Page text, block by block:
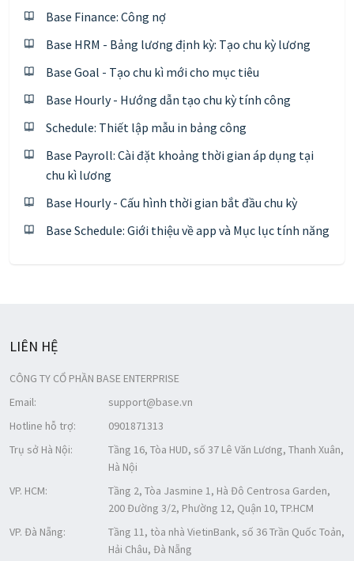
Base Finance: Công nợ
Base HRM - Bảng lương định kỳ: Tạo chu kỳ lương
Base Goal - Tạo chu kì mới cho mục tiêu
Base Hourly - Hướng dẫn tạo chu kỳ tính công
Schedule: Thiết lập mẫu in bảng công
Base Payroll: Cài đặt khoảng thời gian áp dụng tại
chu kì lương
Base Hourly - Cấu hình thời gian bắt đầu chu kỳ
Base Schedule: Giới thiệu về app và Mục lục tính năng
LIÊN HỆ
CÔNG TY CỔ PHẦN BASE ENTERPRISE
Email:
support@base.vn
Hotline hỗ trợ:
0901871313
Trụ sở Hà Nội:
Tầng 16, Tòa HUD, số 37 Lê Văn Lương, Thanh Xuân,
Hà Nội
VP. HCM:
Tầng 2, Tòa Jasmine 1, Hà Đô Centrosa Garden,
200 Đường 3/2, Phường 12, Quận 10, TP.HCM
VP. Đà Nẵng:
Tầng 11, tòa nhà VietinBank, số 36 Trần Quốc Toản,
Hải Châu, Đà Nẵng